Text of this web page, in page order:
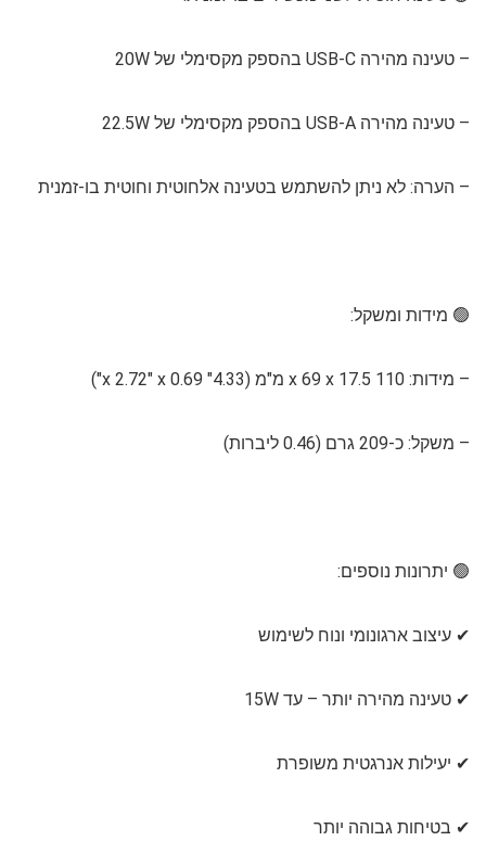
– טעינה מהירה USB-C בהספק מקסימלי של 20W
– טעינה מהירה USB-A בהספק מקסימלי של 22.5W
– הערה: לא ניתן להשתמש בטעינה אלחוטית וחוטית בו-זמנית
🟢 מידות ומשקל:
– מידות: 110 x 69 x 17.5 מ"מ (4.33" x 2.72" x 0.69")
– משקל: כ-209 גרם (0.46 ליברות)
🟢 יתרונות נוספים:
✔ עיצוב ארגונומי ונוח לשימוש
✔ טעינה מהירה יותר – עד 15W
✔ יעילות אנרגטית משופרת
✔ בטיחות גבוהה יותר